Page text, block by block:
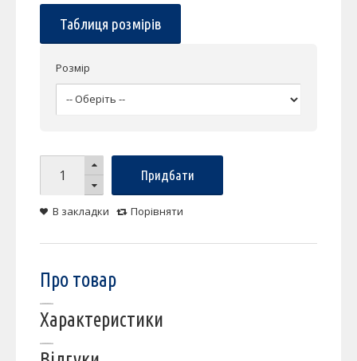
Таблиця розмірів
Розмір
Придбати
В закладки Порівняти
Про товар
Характеристики